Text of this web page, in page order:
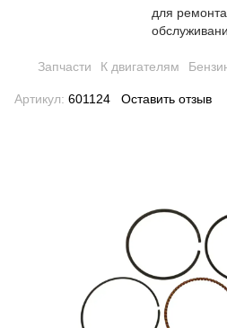
Запчасти К двигателям
Артикул: 601124 Оставить отзыв